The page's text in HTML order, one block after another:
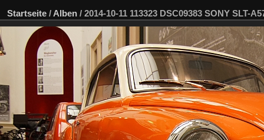
Startseite / Alben / 2014-10-11 113323 DSC09383 SONY SLT-